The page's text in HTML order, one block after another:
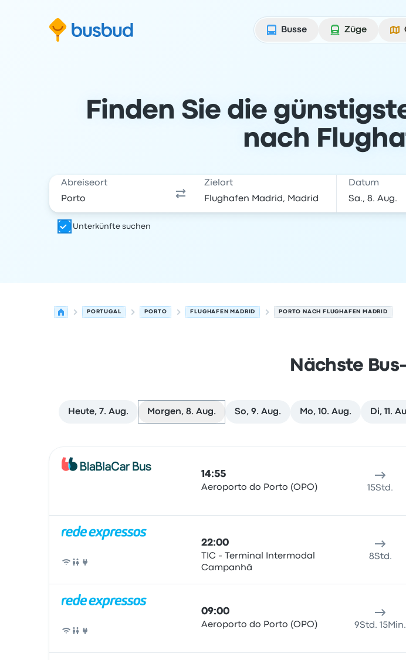
Busse
Züge
Finden Sie die
nach
Abreiseort Zielort Datum
Unterkünfte suchen
PORTUGAL PORTO FLUGHAFEN MADRID PORTO NACH FLUGHAFEN MADRID
Nächste
Heute, 7. Aug. Morgen, 8. Aug. So, 9. Aug. Mo, 10. Aug. Di, 11.
14:55
Aeroporto do Porto (OPO) 15Std.
Bus
22:00
TIC - Terminal Intermodal
Campanhã
8Std.
Bus
09:00
Aeroporto do Porto (OPO) 9Std. 15Min.